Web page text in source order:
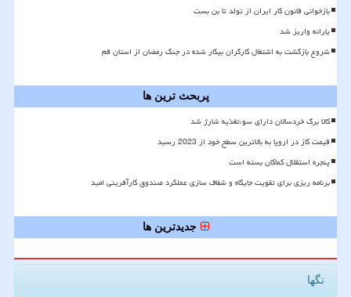
بازخوانی قانون کار ایران از تولد تا بن بست
یارانه واریز شد
شروع بازگشت به اشتغال کارگران بیکار شده در جنگ رمضان از استان قم
پربحث ترین ها
کالا برگ خردسالان دارای سوءتغذیه شارژ شد
قیمت گاز در اروپا به بالاترین سطح خود از 2023 رسید
پنجره استقلال کماکان بسته است
برنامه ریزی برای تقویت جایگاه و شفاف سازی عملکرد صندوق کارآفرینی امید
جدیدترین ها
تگها